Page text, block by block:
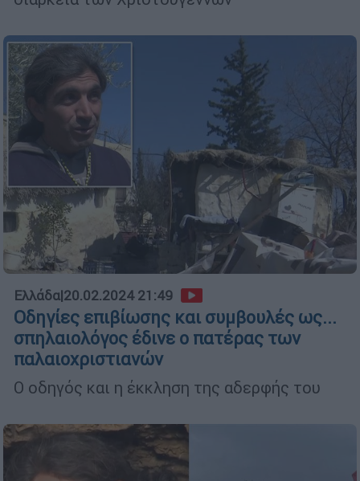
Ελλάδα|20.02.2024 21:49
Οδηγίες επιβίωσης και συμβουλές ως...
σπηλαιολόγος έδινε ο πατέρας των
παλαιοχριστιανών
Ο οδηγός και η έκκληση της αδερφής του